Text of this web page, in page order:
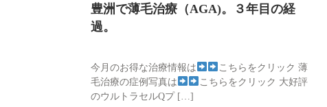
豊洲で薄毛治療（AGA)。３年目の経
過。
今月のお得な治療情報は
こちらをクリック 薄
毛治療の症例写真は
こちらをクリック 大好評
のウルトラセルQプ […]